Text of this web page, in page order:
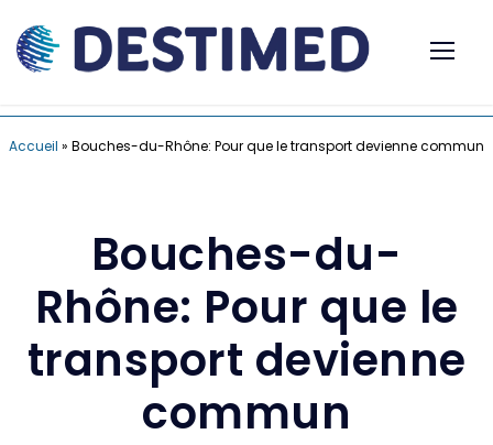
Accueil » Bouches-du-Rhône: Pour que le transport devienne commun
Bouches-du-
Rhône: Pour que le
transport devienne
commun